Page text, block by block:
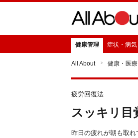
健康管理 症状・病気
All About 健康・医療
疲労回復法
スッキリ目
昨日の疲れが朝も取